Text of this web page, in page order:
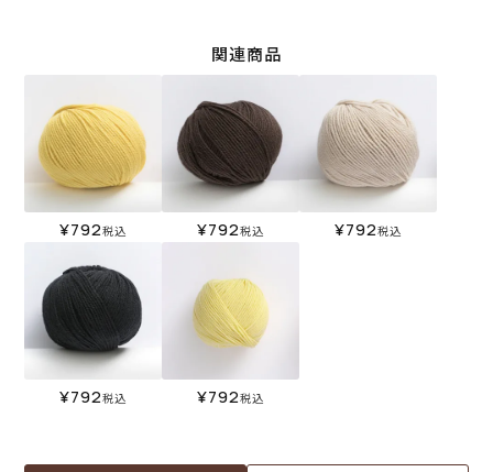
関連商品
¥792税込 ¥792税込 ¥792税込
¥792税込 ¥792税込